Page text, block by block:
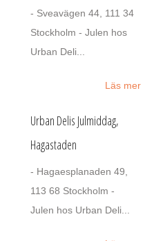
- Sveavägen 44, 111 34
Stockholm - Julen hos
Urban Deli...
Läs mer
Urban Delis Julmiddag,
Hagastaden
- Hagaesplanaden 49,
113 68 Stockholm -
Julen hos Urban Deli...